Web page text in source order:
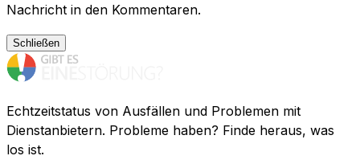
Nachricht in den Kommentaren.
Schließen
Echtzeitstatus von Ausfällen und Problemen mit
Dienstanbietern. Probleme haben? Finde heraus, was
los ist.